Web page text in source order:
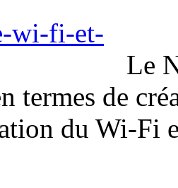
Le
termes de
du Wi-Fi